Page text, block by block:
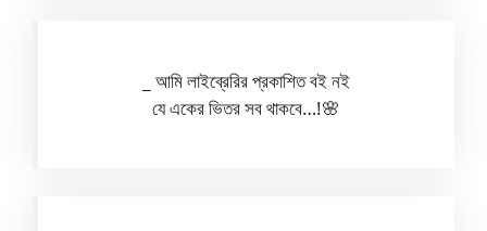
_ আমি লাইব্রেরির প্রকাশিত বই নই
যে একের ভিতর সব থাকবে…!🌸